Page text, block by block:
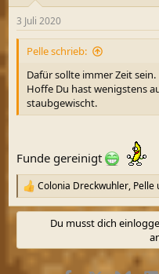
e
n
3 Juli 2020
Pelle schrieb:
Dafür sollte immer Zeit sein.
Hoffe Du hast wenigstens
staubgewischt.
Funde gereinigt
R
e
a
i
Colonia Dreckwuhler, Pelle
Du musst dich